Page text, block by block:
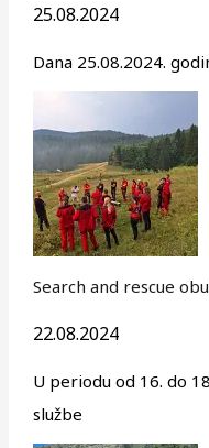
25.08.2024
Dana 25.08.2024.
Search and rescue
22.08.2024
U periodu od 16. do
službe